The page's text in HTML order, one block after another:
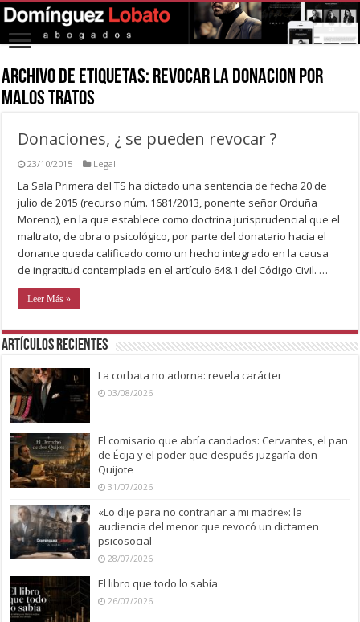
Archivo de Etiquetas: revocar la donacion por
malos tratos
Donaciones, ¿ se pueden revocar ?
23/10/2015 Legal
La Sala Primera del TS ha dictado una sentencia de fecha 20 de
julio de 2015 (recurso núm. 1681/2013, ponente señor Orduña
Moreno), en la que establece como doctrina jurisprudencial que el
maltrato, de obra o psicológico, por parte del donatario hacia el
donante queda calificado como un hecho integrado en la causa
de ingratitud contemplada en el artículo 648.1 del Código Civil. …
Leer Más »
Artículos recientes
La corbata no adorna: revela carácter
03/08/2026
El comisario que abría candados: Cervantes, el pan
de Écija y el poder que después juzgaría don
Quijote
31/07/2026
«Lo dije para no contrariar a mi madre»: la
audiencia del menor que revocó un dictamen
psicosocial
28/07/2026
El libro que todo lo sabía
26/07/2026